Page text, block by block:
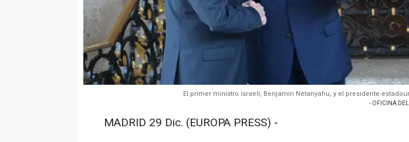
El primer ministro israelí, Benjamin Netanyahu, y el presidente
- OFICINA
MADRID 29 Dic. (EUROPA PRESS) -